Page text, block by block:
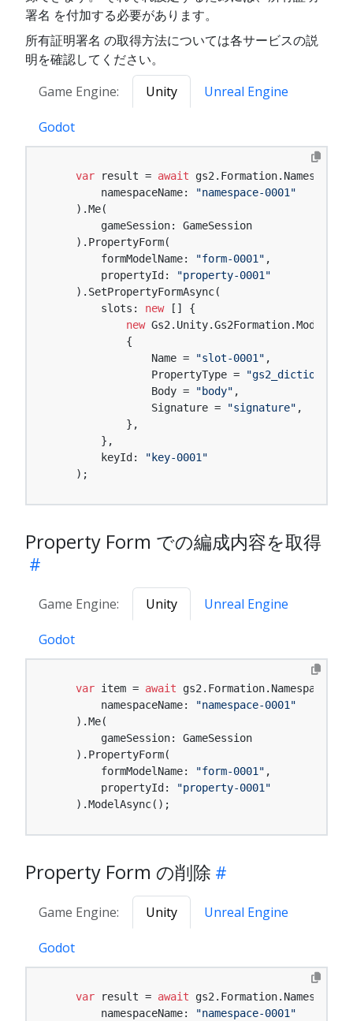
署名 を付加する必要があります。
所有証明署名 の取得方法については各サービスの説
明を確認してください。
Game Engine:
Unity Unreal Engine
Godot
var result = await gs2.Formation.Namespace(
        namespaceName:
"namespace-0001"
    ).Me(
        gameSession: GameSession
    ).PropertyForm(
        formModelName:
"form-0001" ,
        propertyId:
"property-0001"
    ).SetPropertyFormAsync(
        slots:
new [] {
new
            {
                Name =
"slot-0001" ,
                PropertyType =
"gs2_dictionary"
                Body =
"body" ,
                Signature =
"signature" ,
            },
        },
        keyId:
"key-0001"
    );
Property Form での編成内容を取得
Game Engine: Unity Unreal Engine
Godot
var item = await gs2.Formation.Namespace(
        namespaceName:
"namespace-0001"
    ).Me(
        gameSession: GameSession
    ).PropertyForm(
        formModelName:
"form-0001" ,
        propertyId:
"property-0001"
    ).ModelAsync();
Property Form の削除
Game Engine: Unity Unreal Engine
Godot
var result = await gs2.Formation.Namespace(
        namespaceName:
"namespace-0001"